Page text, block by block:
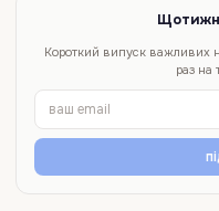
Короткий випуск важливих
раз на